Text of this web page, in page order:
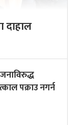
दाहाल
पक्राउ नगर्न